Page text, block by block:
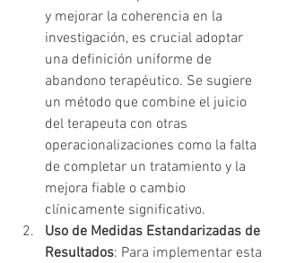
y mejorar la coherencia en la
investigación, es crucial adoptar
una definición uniforme de
abandono terapéutico. Se sugiere
un método que combine el juicio
del terapeuta con otras
operacionalizaciones como la falta
de completar un tratamiento y la
mejora fiable o cambio
clínicamente significativo.
Uso de Medidas Estandarizadas de
Resultados: Para implementar esta